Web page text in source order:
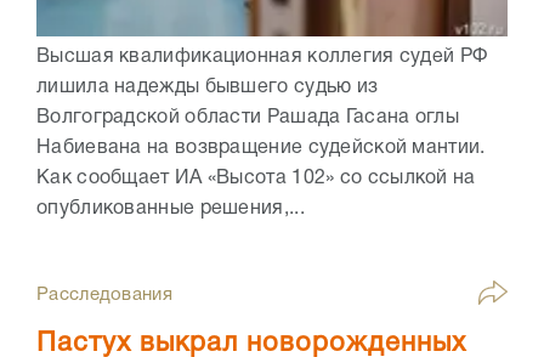
Высшая квалификационная коллегия судей РФ
лишила надежды бывшего судью из
Волгоградской области Рашада Гасана оглы
Набиевана на возвращение судейской мантии.
Как сообщает ИА «Высота 102» со ссылкой на
опубликованные решения,...
Расследования
Пастух выкрал новорожденных